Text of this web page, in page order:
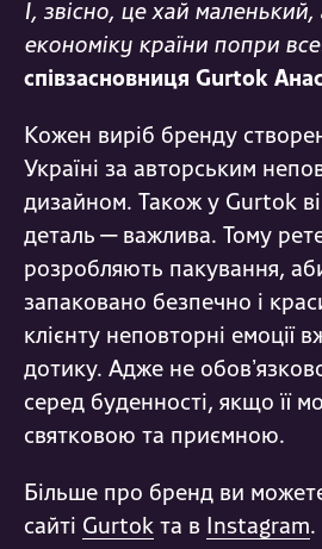
І, звісно, цехай маленький,
економіку країни попри все
співзасновниця Gurtok
Кожен виріб бренду
Україні за авторським
дизайном. Також у Gurtok
деталь — важлива. Тому
розробляють пакування,
запаковано безпечно і
клієнту неповторні емоції
дотику. Адже не обовʼ
серед буденності, якщо її
святковою та приємною.
Більше про бренд ви
сайті Gurtok та в Instagram.